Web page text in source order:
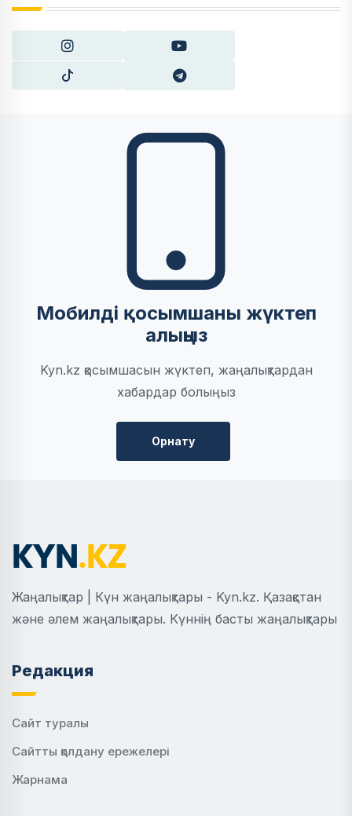
Мобилді қосымшаны жүктеп
алыңыз
Kyn.kz қосымшасын жүктеп, жаңалықтардан
хабардар болыңыз
Орнату
Жаңалықтар | Күн жаңалықтары - Kyn.kz. Қазақстан
және әлем жаңалықтары. Күннің басты жаңалықтары
Редакция
Сайт туралы
Сайтты қолдану ережелері
Жарнама